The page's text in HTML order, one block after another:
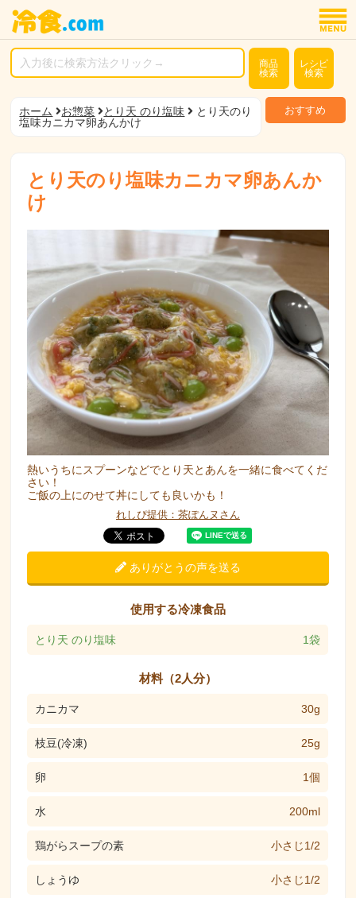
商品
検索
レシピ
検索
ホーム お惣菜 とり天 のり塩味
とり天のり
塩味カニカマ卵あんかけ
おすすめ
とり天のり塩味カニカマ卵あんか
け
熱いうちにスプーンなどでとり天とあんを一緒に食べてくだ
さい！
ご飯の上にのせて丼にしても良いかも！
れしぴ提供：茶ぽんヌさん
ありがとうの声を送る
使用する冷凍食品
とり天 のり塩味 1袋
材料（2人分）
カニカマ 30g
枝豆(冷凍) 25g
卵 1個
水 200ml
鶏がらスープの素 小さじ1/2
しょうゆ 小さじ1/2